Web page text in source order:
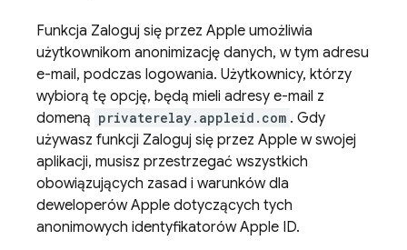
Funkcja Zaloguj się przez Apple umożliwia
użytkownikom anonimizację danych, w tym adresu
e-mail, podczas logowania. Użytkownicy, którzy
wybiorą tę opcję, będą mieli adresy e-mail z
domeną privaterelay.appleid.com . Gdy
używasz funkcji Zaloguj się przez Apple w swojej
aplikacji, musisz przestrzegać wszystkich
obowiązujących zasad i warunków dla
deweloperów Apple dotyczących tych
anonimowych identyfikatorów Apple ID.